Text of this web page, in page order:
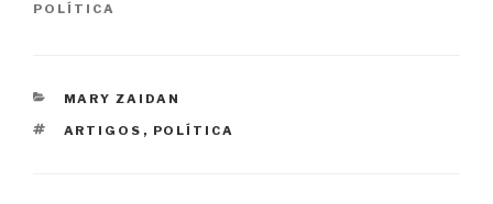
POLÍTICA
CATEGORIAS
MARY ZAIDAN
TAGS
ARTIGOS , POLÍTICA